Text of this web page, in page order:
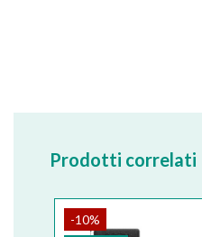
Prodotti correlati
-10%